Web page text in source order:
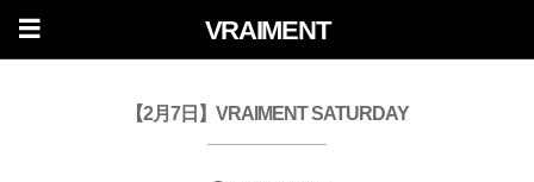
VRAIMENT
【2月7日】VRAIMENT SATURDAY